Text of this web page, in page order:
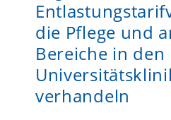
die Pflege und
Bereiche in den
verhandeln